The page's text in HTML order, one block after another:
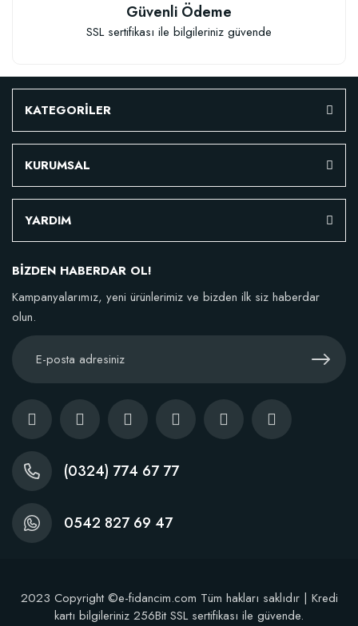
Verim Artırıcı Süper Organik Sıvı Yarasa Gübresi (1 litre)
Stokta Yok
TÜKENDI
Nitril Ergonomik Bahçe Eldiveni
38,77 TL
Stokta Yok
Güvenli Ödeme
SSL sertifikası ile bilgileriniz güvende
KATEGORİLER
KURUMSAL
YARDIM
BİZDEN HABERDAR OL!
Kampanyalarımız, yeni ürünlerimiz ve bizden ilk siz haberdar
olun.
(0324) 774 67 77
0542 827 69 47
2023 Copyright ©e-fidancim.com Tüm hakları saklıdır | Kredi
kartı bilgileriniz 256Bit SSL sertifikası ile güvende.